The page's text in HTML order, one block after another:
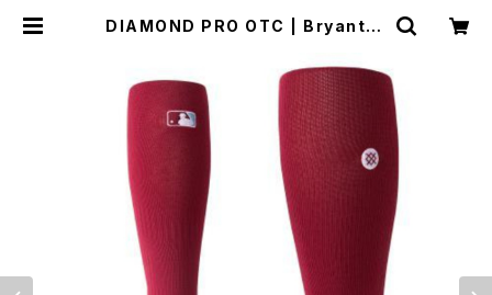
DIAMOND PRO OTC | Bryantbr